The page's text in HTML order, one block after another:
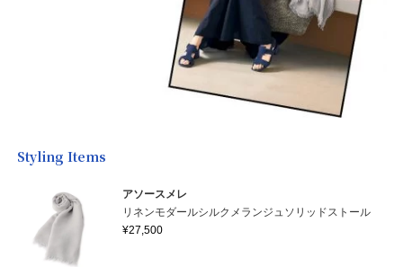
Styling Items
アソースメレ
リネンモダールシルクメランジュソリッドストール
¥27,500